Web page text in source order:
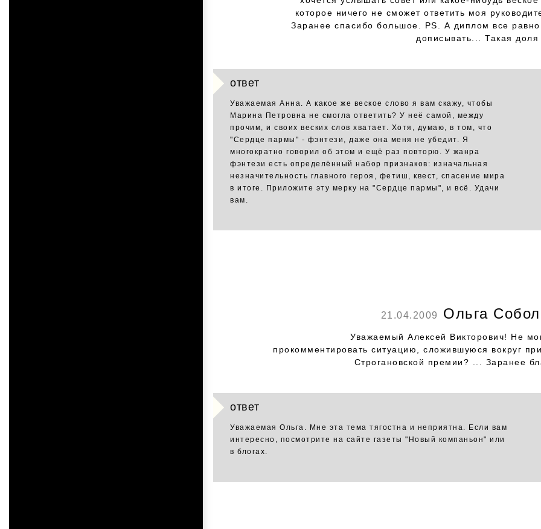
которое ничего не сможет ответить моя
Заранее спасибо большое. PS. А диплом все
дописывать... Такая доля
ответ
Уважаемая Анна. А какое же веское слово я вам скажу, чтобы
Марина Петровна не смогла ответить? У неё самой, между
прочим, и своих веских слов хватает. Хотя, думаю, в том, что
"Сердце пармы" - фэнтези, даже она меня не убедит. Я
многократно говорил об этом и ещё раз повторю. У жанра
фэнтези есть определённый набор признаков: изначальная
незначительность главного героя, фетиш, квест, спасение мира
в итоге. Приложите эту мерку на "Сердце пармы", и всё. Удачи
вам.
21.04.2009 Ольга
Уважаемый Алексей Викторович! Не
прокомментировать ситуацию, сложившуюся вокруг
Строгановской премии? ... Заранее
ответ
Уважаемая Ольга. Мне эта тема тягостна и неприятна. Если вам
интересно, посмотрите на сайте газеты "Новый компаньон" или
в блогах.